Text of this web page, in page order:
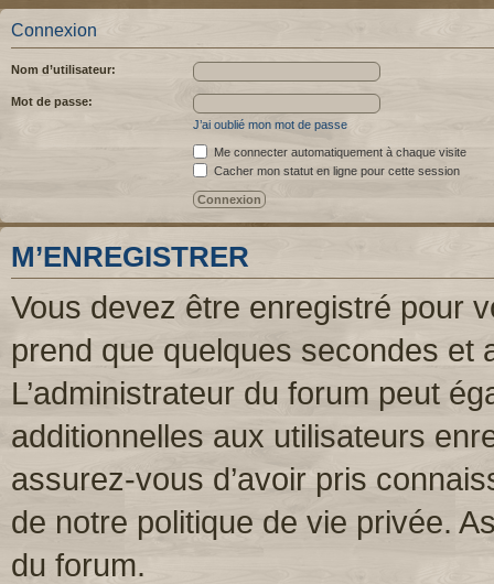
Connexion
Nom d’utilisateur:
Mot de passe:
J’ai oublié mon mot de passe
Me connecter automatiquement à chaque visite
Cacher mon statut en ligne pour cette session
M’ENREGISTRER
Vous devez être enregistré pour
prend que quelques secondes et
L’administrateur du forum peut
additionnelles aux utilisateurs
assurez-vous d’avoir pris
de notre politique de vie privée.
du forum.